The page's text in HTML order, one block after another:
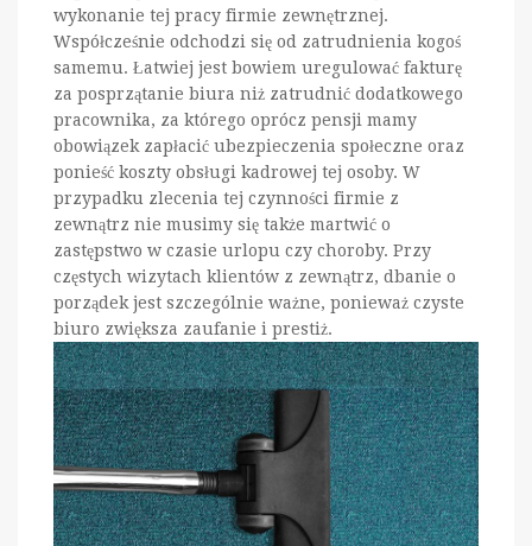
wykonanie tej pracy firmie zewnętrznej.
Współcześnie odchodzi się od zatrudnienia kogoś
samemu. Łatwiej jest bowiem uregulować fakturę
za posprzątanie biura niż zatrudnić dodatkowego
pracownika, za którego oprócz pensji mamy
obowiązek zapłacić ubezpieczenia społeczne oraz
ponieść koszty obsługi kadrowej tej osoby. W
przypadku zlecenia tej czynności firmie z
zewnątrz nie musimy się także martwić o
zastępstwo w czasie urlopu czy choroby. Przy
częstych wizytach klientów z zewnątrz, dbanie o
porządek jest szczególnie ważne, ponieważ czyste
biuro zwiększa zaufanie i prestiż.